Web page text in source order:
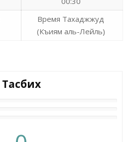
Время Тахаджжуд
(Къиям аль-Лейль)
Тасбих